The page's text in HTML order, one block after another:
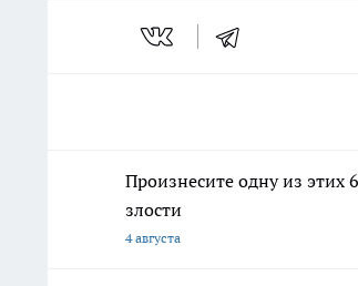
Произнесите одну из этих
злости
4 августа